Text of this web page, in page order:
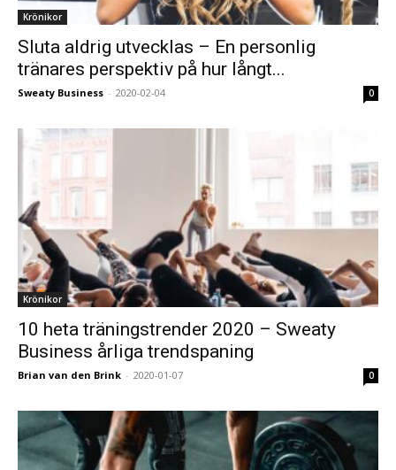
Krönikor
Sluta aldrig utvecklas – En personlig
tränares perspektiv på hur långt...
Sweaty Business - 2020-02-04 0
Krönikor
10 heta träningstrender 2020 – Sweaty
Business årliga trendspaning
Brian van den Brink - 2020-01-07 0